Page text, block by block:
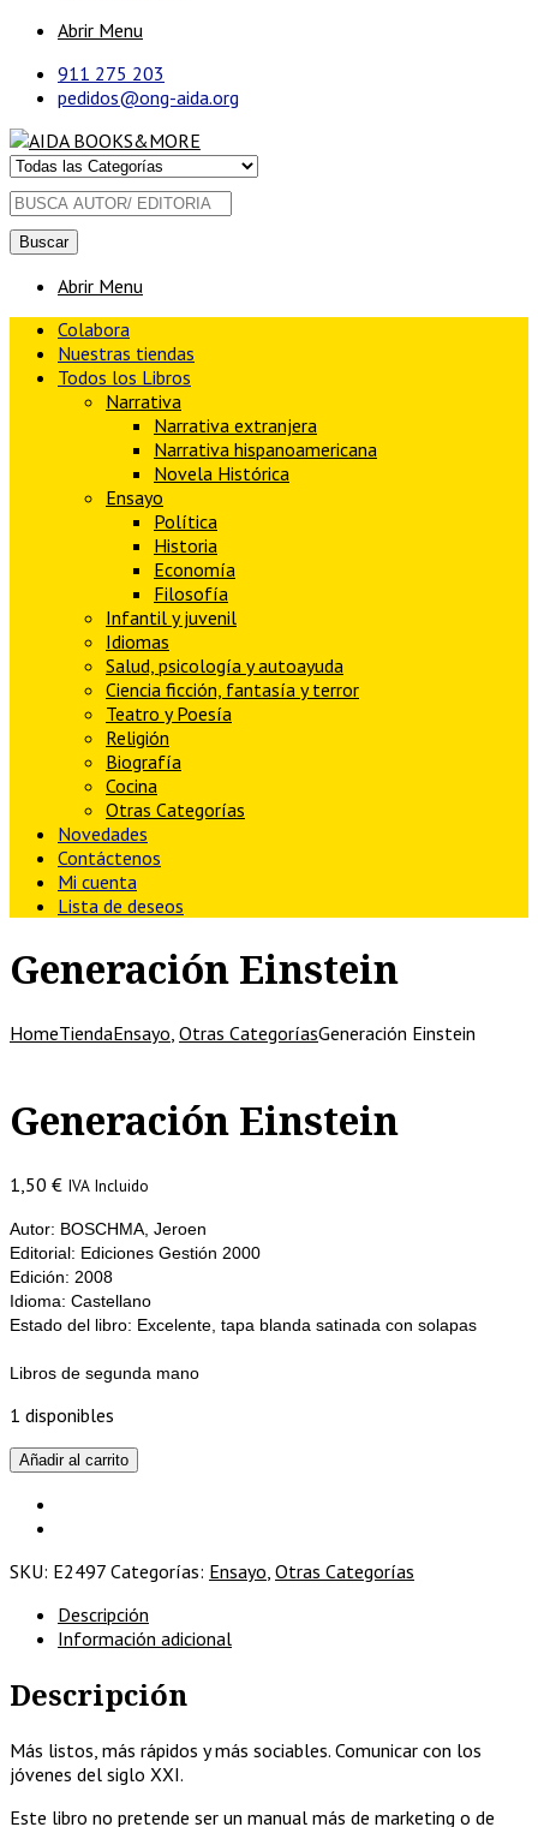
Abrir Menu
911 275 203
pedidos@ong-aida.org
Buscar
Abrir Menu
Colabora
Nuestras tiendas
Todos los Libros
Narrativa
Narrativa extranjera
Narrativa hispanoamericana
Novela Histórica
Ensayo
Política
Historia
Economía
Filosofía
Infantil y juvenil
Idiomas
Salud, psicología y autoayuda
Ciencia ficción, fantasía y terror
Teatro y Poesía
Religión
Biografía
Cocina
Otras Categorías
Novedades
Contáctenos
Mi cuenta
Lista de deseos
Generación Einstein
HomeTiendaEnsayo Otras CategoríasGeneración Einstein
Generación Einstein
1,50 € IVA Incluido
Autor: BOSCHMA, Jeroen
Editorial: Ediciones Gestión 2000
Edición: 2008
Idioma: Castellano
Estado del libro: Excelente, tapa blanda satinada con solapas
Libros de segunda mano
1 disponibles
Generación
Einstein
cantidad
Añadir al carrito
SKU: E2497 Categorías: Ensayo Otras Categorías
Descripción
Información adicional
Descripción
Más listos, más rápidos y más sociables. Comunicar con los
jóvenes del siglo XXI.
Este libro no pretende ser un manual más de marketing o de